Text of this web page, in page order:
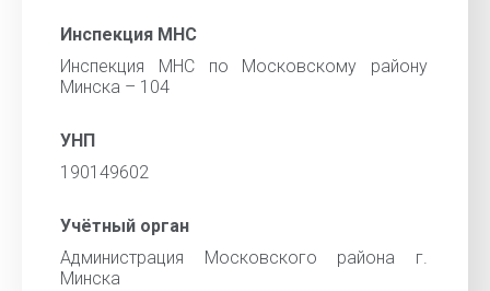
Инспекция МНС
Инспекция МНС по Московскому району
Минска – 104
УНП
190149602
Учётный орган
Администрация Московского района г.
Минска